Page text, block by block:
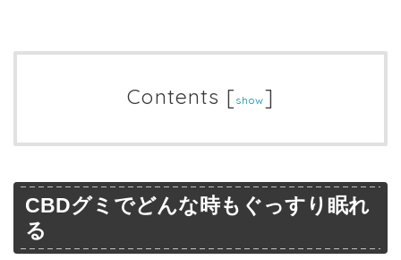
Contents [show]
CBDグミでどんな時もぐっすり眠れ
る